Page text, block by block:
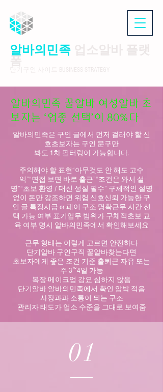
알바의민족
알바의민족 꿀알바 여성알바 초
보자는 ‘업종 선택’이 80%다
알바의민족은 구인 글에서 먼저 걸러야 할 신
호초보자는 구인 문구만
봐도 1차 필터링이 가능합니다.
주의해야 할 표현“아무것도 안 해도 고수
익”“면접 보면 바로 출근”“조건은 와서 설
명”“초보 환영 / 대신 성실 필수” 구체적인 설명
없이 돈만 강조하면 위험 신호신뢰 가능한 구
인 글 특징시급 or 페이 구조 명확근무 시간 선
택 가능 여부 표기업무 범위가 구체적초보 교
육 여부 명시 알바의민족에서 확인해보세요
근무 형태는 이렇게 고르면 안전하다
단기알바 구인구직 꿀알바찾는다면
초보자에게 좋은 조건 기준 출퇴근 자유 또는
주 3~4일 가능
복장·메이크업 강요 심하지 않음
단기알바 알바의민족에서 확인 압박 적음
사장과과 소통이 되는 구조
관리자 태도가 업소 수준을 그대로 보여줌
01